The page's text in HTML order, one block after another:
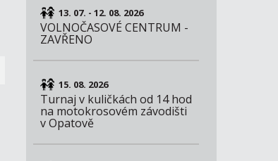
13. 07. - 12. 08. 2026
VOLNOČASOVÉ CENTRUM -
ZAVŘENO
15. 08. 2026
Turnaj v kuličkách od 14 hod
na motokrosovém závodišti
v Opatově